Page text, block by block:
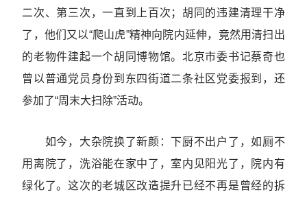
二次、第三次，一直到上百次；胡同的违建清理干净
了，他们又以“爬山虎”精神向院内延伸，竟然用清扫出
的老物件建起一个胡同博物馆。北京市委书记蔡奇也
曾以普通党员身份到东四街道二条社区党委报到，还
参加了“周末大扫除”活动。
如今，大杂院换了新颜：下厨不出户了，如厕不
用离院了，洗浴能在家中了，室内见阳光了，院内有
绿化了。这次的老城区改造提升已经不再是曾经的拆